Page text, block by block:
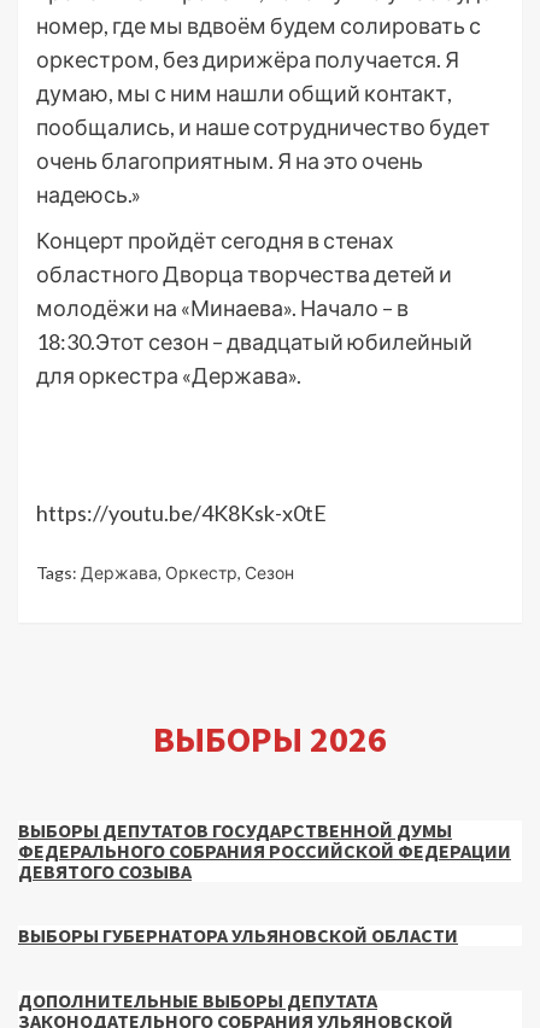
номер, где мы вдвоём будем солировать с
оркестром, без дирижёра получается. Я
думаю, мы с ним нашли общий контакт,
пообщались, и наше сотрудничество будет
очень благоприятным. Я на это очень
надеюсь.»
Концерт пройдёт сегодня в стенах
областного Дворца творчества детей и
молодёжи на «Минаева». Начало – в
18:30.Этот сезон – двадцатый юбилейный
для оркестра «Держава».
https://youtu.be/4K8Ksk-x0tE
Tags: Держава, Оркестр, Сезон
ВЫБОРЫ 2026
ВЫБОРЫ ДЕПУТАТОВ ГОСУДАРСТВЕННОЙ ДУМЫ
ФЕДЕРАЛЬНОГО СОБРАНИЯ РОССИЙСКОЙ ФЕДЕРАЦИИ
ДЕВЯТОГО СОЗЫВА
ВЫБОРЫ ГУБЕРНАТОРА УЛЬЯНОВСКОЙ ОБЛАСТИ
ДОПОЛНИТЕЛЬНЫЕ ВЫБОРЫ ДЕПУТАТА
ЗАКОНОДАТЕЛЬНОГО СОБРАНИЯ УЛЬЯНОВСКОЙ